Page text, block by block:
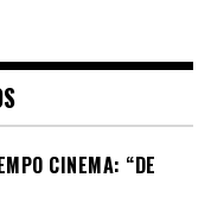
CINEMA: “DE